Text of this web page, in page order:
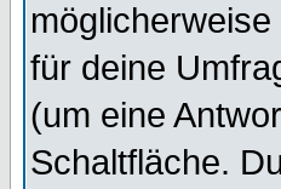
für deine
(um eine
Schaltfläche.